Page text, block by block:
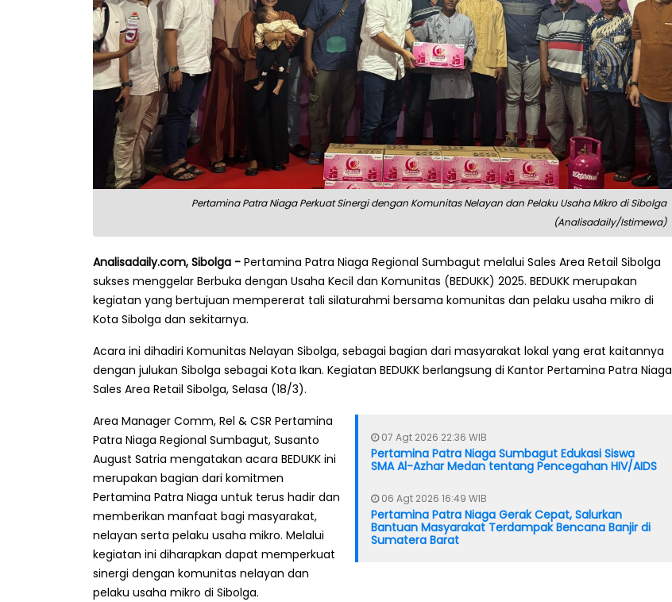
Pertamina Patra Niaga Perkuat Sinergi dengan Komunitas Nelayan dan Pelaku Usaha Mikro di Sibolga
(Analisadaily/Istimewa)
Analisadaily.com, Sibolga - Pertamina Patra Niaga Regional Sumbagut melalui Sales Area Retail Sibolga
sukses menggelar Berbuka dengan Usaha Kecil dan Komunitas (BEDUKK) 2025. BEDUKK merupakan
kegiatan yang bertujuan mempererat tali silaturahmi bersama komunitas dan pelaku usaha mikro di
Kota Sibolga dan sekitarnya.
Acara ini dihadiri Komunitas Nelayan Sibolga, sebagai bagian dari masyarakat lokal yang erat kaitannya
dengan julukan Sibolga sebagai Kota Ikan. Kegiatan BEDUKK berlangsung di Kantor Pertamina Patra Niaga
Sales Area Retail Sibolga, Selasa (18/3).
07 Agt 2026 22:36 WIB
Pertamina Patra Niaga Sumbagut Edukasi Siswa
SMA Al-Azhar Medan tentang Pencegahan HIV/AIDS
06 Agt 2026 16:49 WIB
Pertamina Patra Niaga Gerak Cepat, Salurkan
Bantuan Masyarakat Terdampak Bencana Banjir di
Sumatera Barat
Area Manager Comm, Rel & CSR Pertamina
Patra Niaga Regional Sumbagut, Susanto
August Satria mengatakan acara BEDUKK ini
merupakan bagian dari komitmen
Pertamina Patra Niaga untuk terus hadir dan
memberikan manfaat bagi masyarakat,
nelayan serta pelaku usaha mikro. Melalui
kegiatan ini diharapkan dapat memperkuat
sinergi dengan komunitas nelayan dan
pelaku usaha mikro di Sibolga.